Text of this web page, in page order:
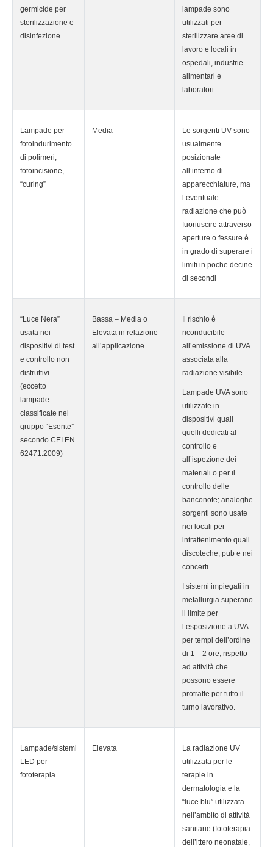
germicide per
sterilizzazione e
disinfezione
lampade sono
utilizzati per
sterilizzare aree di
lavoro e locali in
ospedali, industrie
alimentari e
laboratori
Lampade per
fotoindurimento
di polimeri,
fotoincisione,
“curing”
Media
Le sorgenti UV sono
usualmente
posizionate
all’interno di
apparecchiature, ma
l’eventuale
radiazione che può
fuoriuscire attraverso
aperture o fessure è
in grado di superare i
limiti in poche decine
di secondi
“Luce Nera”
usata nei
dispositivi di test
e controllo non
distruttivi
(eccetto
lampade
classificate nel
gruppo “Esente”
secondo CEI EN
62471:2009)
Bassa – Media o
Elevata in relazione
all’applicazione
Il rischio è
riconducibile
all’emissione di UVA
associata alla
radiazione visibile
Lampade UVA sono
utilizzate in
dispositivi quali
quelli dedicati al
controllo e
all’ispezione dei
materiali o per il
controllo delle
banconote; analoghe
sorgenti sono usate
nei locali per
intrattenimento quali
discoteche, pub e nei
concerti.
I sistemi impiegati in
metallurgia superano
il limite per
l’esposizione a UVA
per tempi dell’ordine
di 1 – 2 ore, rispetto
ad attività che
possono essere
protratte per tutto il
turno lavorativo.
Lampade/sistemi
LED per
fototerapia
Elevata
La radiazione UV
utilizzata per le
terapie in
dermatologia e la
“luce blu” utilizzata
nell’ambito di attività
sanitarie (fototerapia
dell’ittero neonatale,